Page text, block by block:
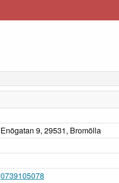
Enögatan 9, 29531, Bromölla
0739105078